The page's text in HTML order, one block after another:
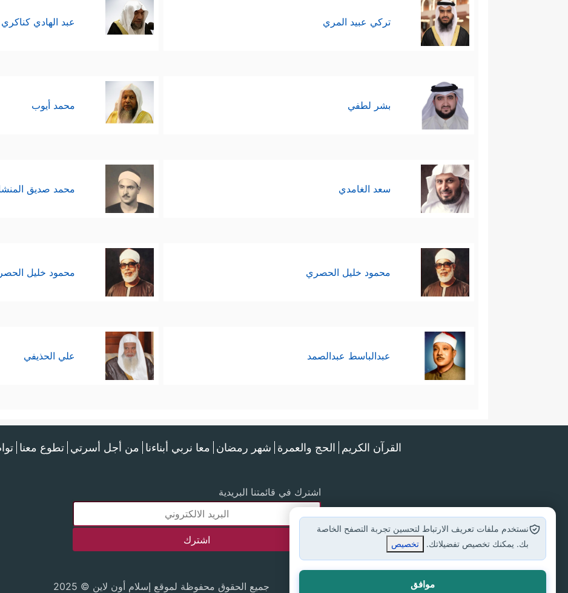
تركي عبيد المري عبد الهادي كناكري
بشر لطفي محمد أيوب
سعد الغامدي محمد صديق
محمود خليل الحصري محمود خليل
عبدالباسط عبدالصمد علي الحذيفي
القرآن الكريم الحج والعمرة شهر رمضان معا نربي أبناءنا من أجل أسرتي تطوع معنا
اشترك في قائمتنا البريدية
جميع الحقوق محفوظة لموقع إسلام أون لاين © 2025
نستخدم ملفات تعريف الارتباط لتحسين تجربة التصفح الخاصة
بك. يمكنك تخصيص تفضيلاتك.
تخصيص
موافق